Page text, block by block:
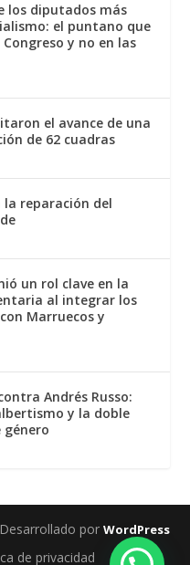
los diputados más
el puntano que
y no en las
el avance de una
de 62 cuadras
reparación del
un rol clave en la
al integrar los
Marruecos y
Andrés Russo:
y la doble
género
por WordPress
de privacidad